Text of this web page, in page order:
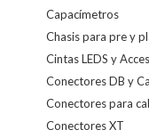
Capacímetros
Chasis para pre y
Cintas LEDS y
Conectores DB y
Conectores para
Conectores XT